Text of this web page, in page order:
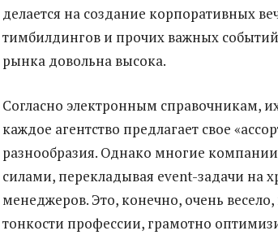
делается на создание корпоративных
тимбилдингов и прочих важных
рынка довольна высока.
Согласно электронным справочникам,
каждое агентство предлагает свое
разнообразия. Однако многие
силами, перекладывая event-задачи на
менеджеров. Это, конечно, очень
тонкости профессии, грамотно